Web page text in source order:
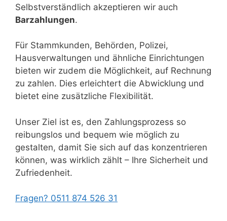
Selbstverständlich akzeptieren wir auch
Barzahlungen.
Für Stammkunden, Behörden, Polizei,
Hausverwaltungen und ähnliche Einrichtungen
bieten wir zudem die Möglichkeit, auf Rechnung
zu zahlen. Dies erleichtert die Abwicklung und
bietet eine zusätzliche Flexibilität.
Unser Ziel ist es, den Zahlungsprozess so
reibungslos und bequem wie möglich zu
gestalten, damit Sie sich auf das konzentrieren
können, was wirklich zählt – Ihre Sicherheit und
Zufriedenheit.
Fragen? 0511 874 526 31